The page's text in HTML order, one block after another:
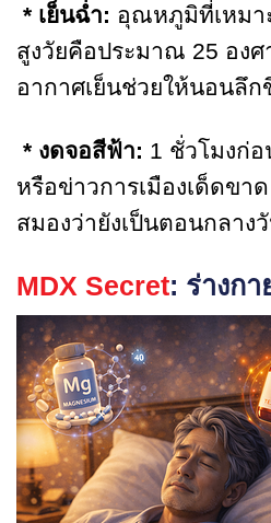
* เย็นฉ่ำ: อุณหภูมิที่เหมา
สูงวัยคือประมาณ 25 อง
อากาศเย็นช่วยให้นอนลึก
* งดจอสีฟ้า: 1 ชั่วโมงก่
หรือข่าวการเมืองเด็ดขา
สมองว่ายังเป็นตอนกลาง
MDX Secret: ร่างก